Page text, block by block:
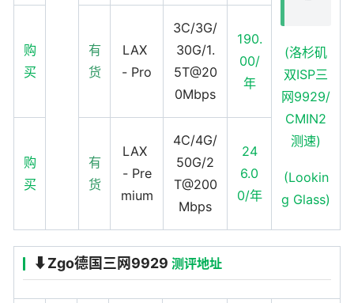
(洛杉矶
双ISP三
网9929/
CMIN2
测速)
(Lookin
g Glass)
购
买
有
货
LAX
- Pro
3C/3G/
30G/1.
5T@20
0Mbps
190.
00/
年
购
买
有
货
LAX
- Pre
mium
4C/4G/
50G/2
T@200
Mbps
24
6.0
0/年
⬇️Zgo德国三网9929 测评地址